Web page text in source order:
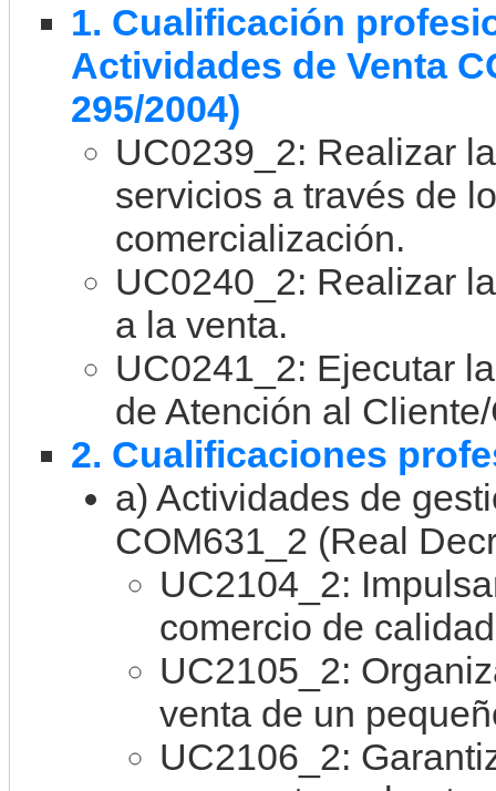
1. Cualificación
Actividades de Venta
295/2004)
UC0239_2: Realizar
servicios a través de
comercialización.
UC0240_2: Realizar
a la venta.
UC0241_2: Ejecutar
de Atención al
2. Cualificaciones
a) Actividades de
COM631_2 (Real
UC2104_2:
comercio de
UC2105_2:
venta de un
UC2106_2: